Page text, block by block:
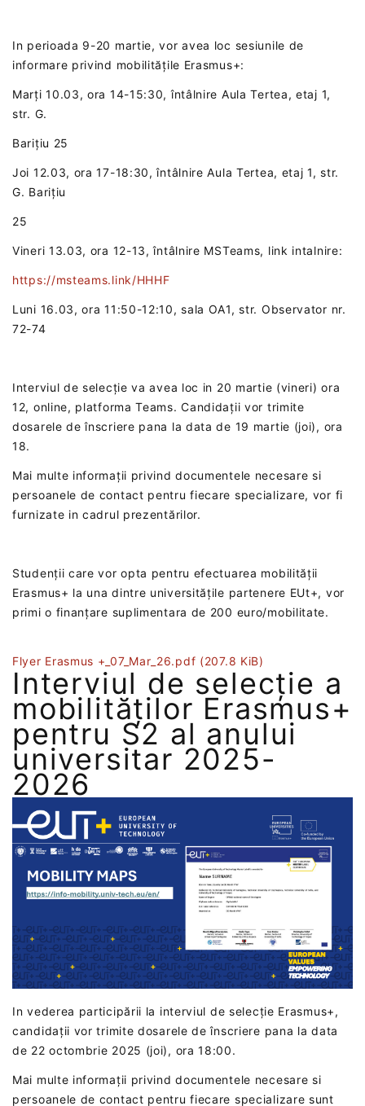
In perioada 9-20 martie, vor avea loc sesiunile de
informare privind mobilitățile Erasmus+:
Marți 10.03, ora 14-15:30, întâlnire Aula Tertea, etaj 1,
str. G.
Barițiu 25
Joi 12.03, ora 17-18:30, întâlnire Aula Tertea, etaj 1, str.
G. Barițiu
25
Vineri 13.03, ora 12-13, întâlnire MSTeams, link intalnire:
https://msteams.link/HHHF
Luni 16.03, ora 11:50-12:10, sala OA1, str. Observator nr.
72-74
Interviul de selecție va avea loc in 20 martie (vineri) ora
12, online, platforma Teams. Candidații vor trimite
dosarele de înscriere pana la data de 19 martie (joi), ora
18.
Mai multe informații privind documentele necesare si
persoanele de contact pentru fiecare specializare, vor fi
furnizate in cadrul prezentărilor.
Studenții care vor opta pentru efectuarea mobilității
Erasmus+ la una dintre universitățile partenere EUt+, vor
primi o finanțare suplimentara de 200 euro/mobilitate.
Flyer Erasmus +_07_Mar_26.pdf (207.8 KiB)
Interviul de selecție a
mobilităților Erasmus+
pentru S2 al anului
universitar 2025-
2026
In vederea participării la interviul de selecție Erasmus+,
candidații vor trimite dosarele de înscriere pana la data
de 22 octombrie 2025 (joi), ora 18:00‎.
Mai multe informații privind documentele necesare si
persoanele de contact pentru fiecare specializare sunt